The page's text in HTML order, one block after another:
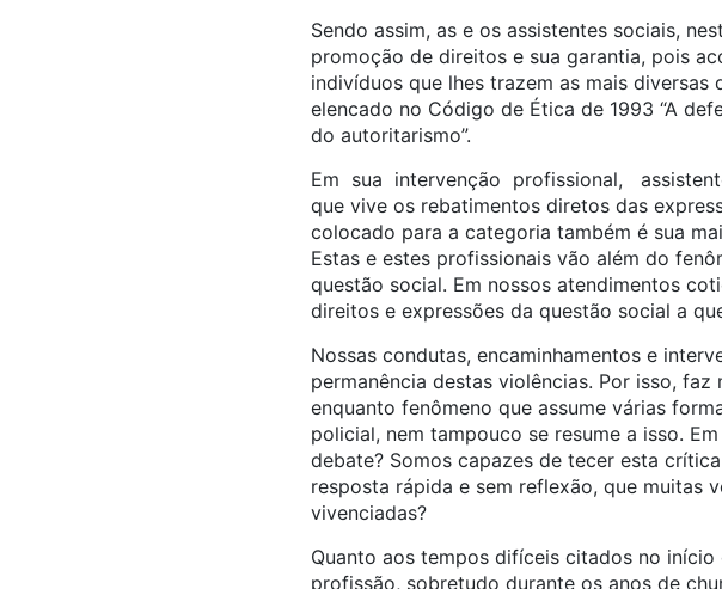
Sendo assim, as e os assistentes sociais,
promoção de direitos e sua garantia, pois
indivíduos que lhes trazem as mais diversas
elencado no Código de Ética de 1993 “A
do autoritarismo”.
Em sua intervenção profissional,
que vive os rebatimentos diretos das
colocado para a categoria também é sua
Estas e estes profissionais vão além do
questão social. Em nossos atendimentos
direitos e expressões da questão social a
Nossas condutas, encaminhamentos e
permanência destas violências. Por isso,
enquanto fenômeno que assume várias
policial, nem tampouco se resume a isso.
debate? Somos capazes de tecer esta
resposta rápida e sem reflexão, que muitas
vivenciadas?
Quanto aos tempos difíceis citados no
profissão, sobretudo durante os anos de